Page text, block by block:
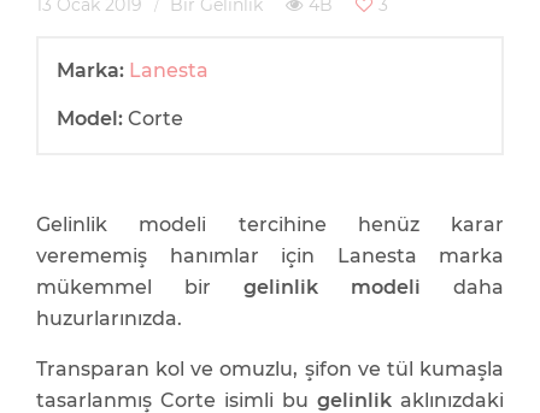
13 Ocak 2019 Bir Gelinlik 4B 3
Marka: Lanesta
Model: Corte
Gelinlik modeli tercihine henüz karar
verememiş hanımlar için Lanesta marka
mükemmel bir gelinlik modeli daha
huzurlarınızda.
Transparan kol ve omuzlu, şifon ve tül kumaşla
tasarlanmış Corte isimli bu gelinlik aklınızdaki